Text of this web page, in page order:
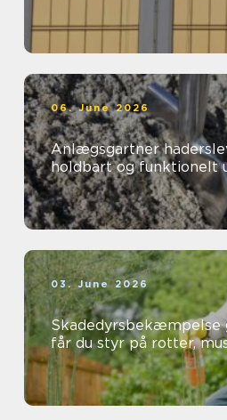
06. June 2026
Anlægsgartner haderslev sådan får du
holdbart og funktionelt
03. June 2026
Skadedyrsbekæmpelse
får du styr på rotter,